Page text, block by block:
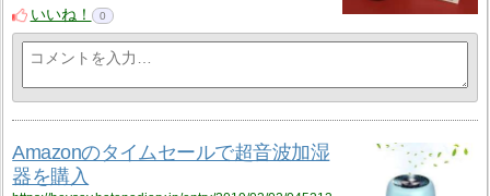
いいね！
0
Amazonのタイムセールで超音波加湿
器を購入